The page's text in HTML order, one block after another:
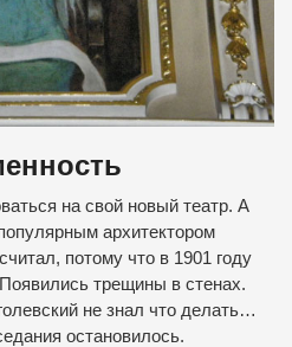
на свой новый театр. А
архитектором
потому что в 1901 году
трещины в стенах.
не знал что делать…
остановилось.